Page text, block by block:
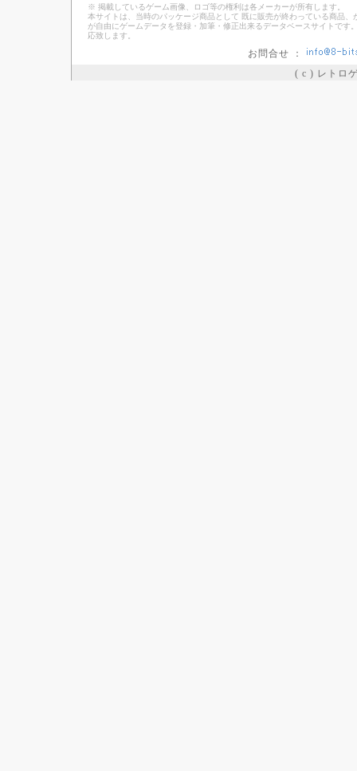
※ 掲載しているゲーム画像、ロゴ等の権利は各メーカーが所有します。
本サイトは、当時のパッケージ商品として 既に販売が終わっている商品
が自由にゲームデータを登録・加筆・修正出来るデータベースサイトで
応致します。
お問合せ ：
( c ) レトロ